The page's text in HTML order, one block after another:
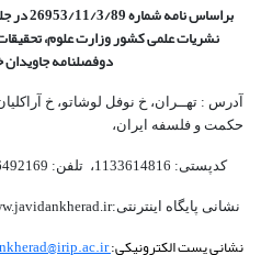
براساس نامه شماره 26953/11/3/89 در جلسة مورخ 31/6/89 کمیسیون
نشریات علمی کشور وزارت علوم،
دوفصلنامه جاویدان
حکمت و فلسفه ایران،‌
کدپستی: 1133614816، تلفن: 66492169 - 021 نمابر: 66962700 - 021
نشانی پایگاه اینترنتی:www.javidankherad.ir
نشانی پست الکترونیکی:javidankherad@irip.ac.ir